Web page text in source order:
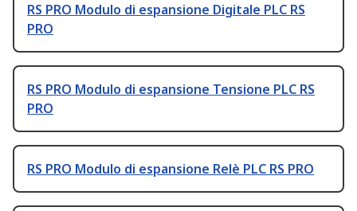
RS PRO Modulo di espansione Digitale PLC RS
PRO
RS PRO Modulo di espansione Tensione PLC RS
PRO
RS PRO Modulo di espansione Relè PLC RS PRO